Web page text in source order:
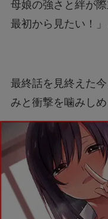
母娘の強さと絆が
最初から見たい！」
最終話を見終えた
みと衝撃を噛みし